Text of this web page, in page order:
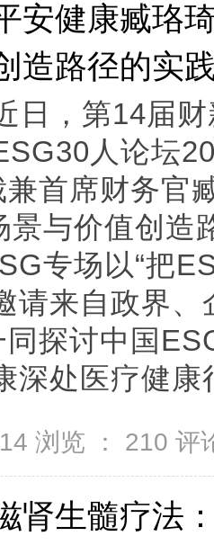
安健康臧珞
造路径的实
日，第14届
人论坛
兼首席财务官
景与价值创造
专场以“把
请来自政界
探讨中国
深处医疗健康
浏览 ： 210 评
肾生髓疗法